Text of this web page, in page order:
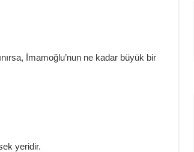
İmamoğlu’nun ne kadar büyük bir
yeridir.